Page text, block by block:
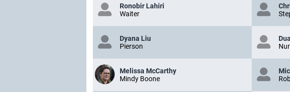
Ronobir Lahiri
Waiter
Dyana Liu
Pierson
Melissa McCarthy
Mindy Boone